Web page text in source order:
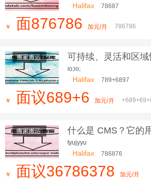
Halifax 78687
￥ 面876786 加元/月 786786
搬家搬运
可持续、灵活和区
年最美的室内设计趋
io;io;
Halifax 789+6897
￥ 面议689+6 加元/月
搬家搬运 什么是 CMS？它的
tyujyyu
Halifax 786876
￥ 面议36786378 加元/月